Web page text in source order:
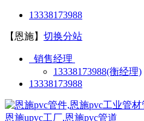
13338173988
【恩施】 切换分站
销售经理
13338173988(衡经理)
13338173988